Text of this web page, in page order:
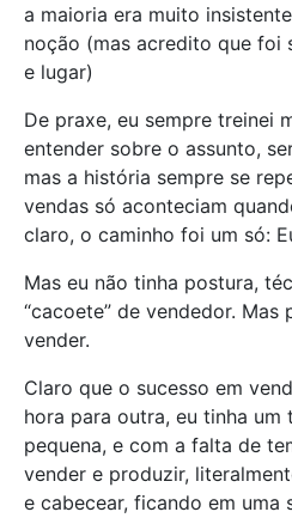
a maioria era muito
noção (mas acredito que foi
e lugar)
De praxe, eu sempre treinei
entender sobre o assunto,
mas a história sempre se
vendas só aconteciam
claro, o caminho foi um só:
Mas eu não tinha postura,
“cacoete” de vendedor. Mas
vender.
Claro que o sucesso em
hora para outra, eu tinha um
pequena, e com a falta de
vender e produzir,
e cabecear, ficando em uma